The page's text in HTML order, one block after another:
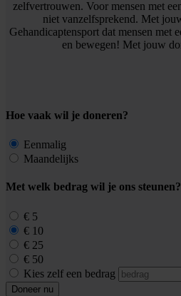
zelfvertrouwen. Voor mensen met
niet vanzelfsprekend. Met
Gehandicaptensport dat mensen met
en bewegen! Met jouw
Hoe vaak wil je doneren?
Eenmalig
Maandelijks
Met welk bedrag wil je ons steunen?
€ 5
€ 10
€ 25
€ 50
Kies zelf een bedrag
Doneer nu